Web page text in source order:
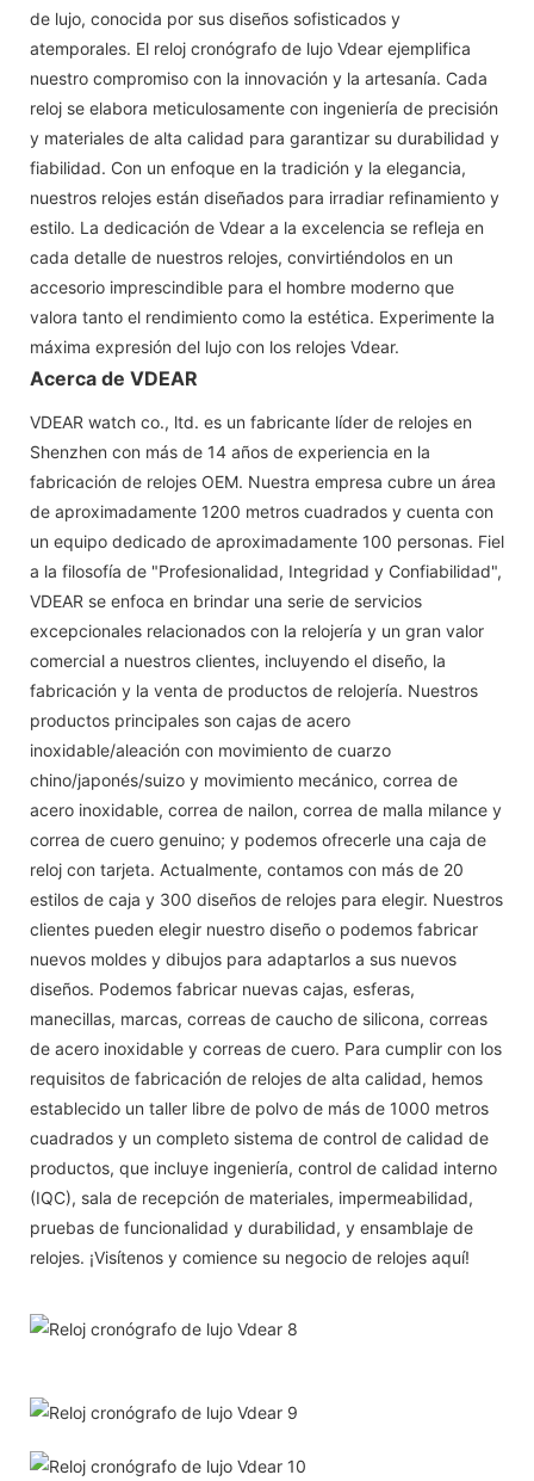
de lujo, conocida por sus diseños sofisticados y
atemporales. El reloj cronógrafo de lujo Vdear ejemplifica
nuestro compromiso con la innovación y la artesanía. Cada
reloj se elabora meticulosamente con ingeniería de precisión
y materiales de alta calidad para garantizar su durabilidad y
fiabilidad. Con un enfoque en la tradición y la elegancia,
nuestros relojes están diseñados para irradiar refinamiento y
estilo. La dedicación de Vdear a la excelencia se refleja en
cada detalle de nuestros relojes, convirtiéndolos en un
accesorio imprescindible para el hombre moderno que
valora tanto el rendimiento como la estética. Experimente la
máxima expresión del lujo con los relojes Vdear.
Acerca de VDEAR
VDEAR watch co., ltd. es un fabricante líder de relojes en
Shenzhen con más de 14 años de experiencia en la
fabricación de relojes OEM. Nuestra empresa cubre un área
de aproximadamente 1200 metros cuadrados y cuenta con
un equipo dedicado de aproximadamente 100 personas. Fiel
a la filosofía de "Profesionalidad, Integridad y Confiabilidad",
VDEAR se enfoca en brindar una serie de servicios
excepcionales relacionados con la relojería y un gran valor
comercial a nuestros clientes, incluyendo el diseño, la
fabricación y la venta de productos de relojería. Nuestros
productos principales son cajas de acero
inoxidable/aleación con movimiento de cuarzo
chino/japonés/suizo y movimiento mecánico, correa de
acero inoxidable, correa de nailon, correa de malla milance y
correa de cuero genuino; y podemos ofrecerle una caja de
reloj con tarjeta. Actualmente, contamos con más de 20
estilos de caja y 300 diseños de relojes para elegir. Nuestros
clientes pueden elegir nuestro diseño o podemos fabricar
nuevos moldes y dibujos para adaptarlos a sus nuevos
diseños. Podemos fabricar nuevas cajas, esferas,
manecillas, marcas, correas de caucho de silicona, correas
de acero inoxidable y correas de cuero. Para cumplir con los
requisitos de fabricación de relojes de alta calidad, hemos
establecido un taller libre de polvo de más de 1000 metros
cuadrados y un completo sistema de control de calidad de
productos, que incluye ingeniería, control de calidad interno
(IQC), sala de recepción de materiales, impermeabilidad,
pruebas de funcionalidad y durabilidad, y ensamblaje de
relojes. ¡Visítenos y comience su negocio de relojes aquí!